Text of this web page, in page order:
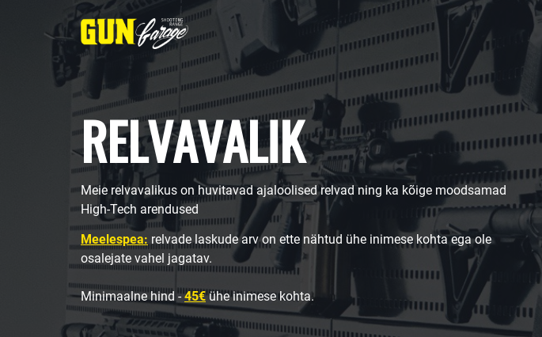
RELVAVALIK
Meie relvavalikus on huvitavad ajaloolised relvad ning ka kõige moodsamad
High-Tech arendused
Meelespea: relvade laskude arv on ette nähtud ühe inimese kohta ega ole
osalejate vahel jagatav.
Minimaalne hind -45€ühe inimese kohta.